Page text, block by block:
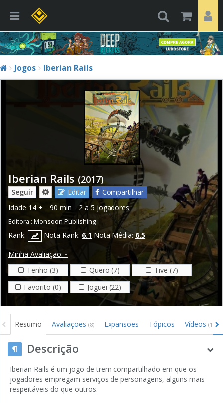
Jogos Iberian Rails
Iberian Rails (2017)
Seguir Editar
Compartilhar
Idade 14 + 90 min 2 a 5 jogadores
Editora : Monsoon Publishing
Rank: Nota Rank: 6.1 Nota Média:6.5
Minha Avaliação: -
Tenho (3)
Quero (7)
Tive (7)
Favorito (0)
Joguei (22)
Resumo Avaliações (8) Expansões Tópicos Vídeos (1)
Descrição
Iberian Rails é um jogo de trem compartilhado em que os
jogadores empregam serviços de personagens, alguns mais
respeitáveis ​​do que outros.